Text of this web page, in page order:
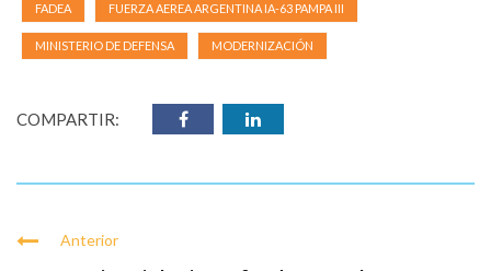
FADEA FUERZA AEREA ARGENTINA IA-63 PAMPA III
MINISTERIO DE DEFENSA MODERNIZACIÓN
COMPARTIR:
Anterior